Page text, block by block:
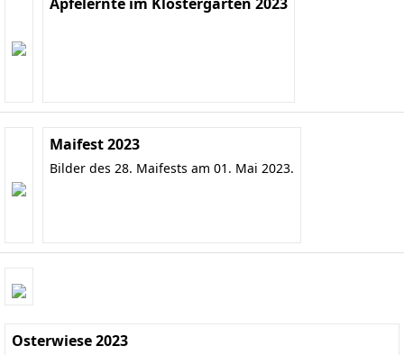
Maifest 2023
Bilder des 28. Maifests am 01. Mai 2023.
Osterwiese 2023